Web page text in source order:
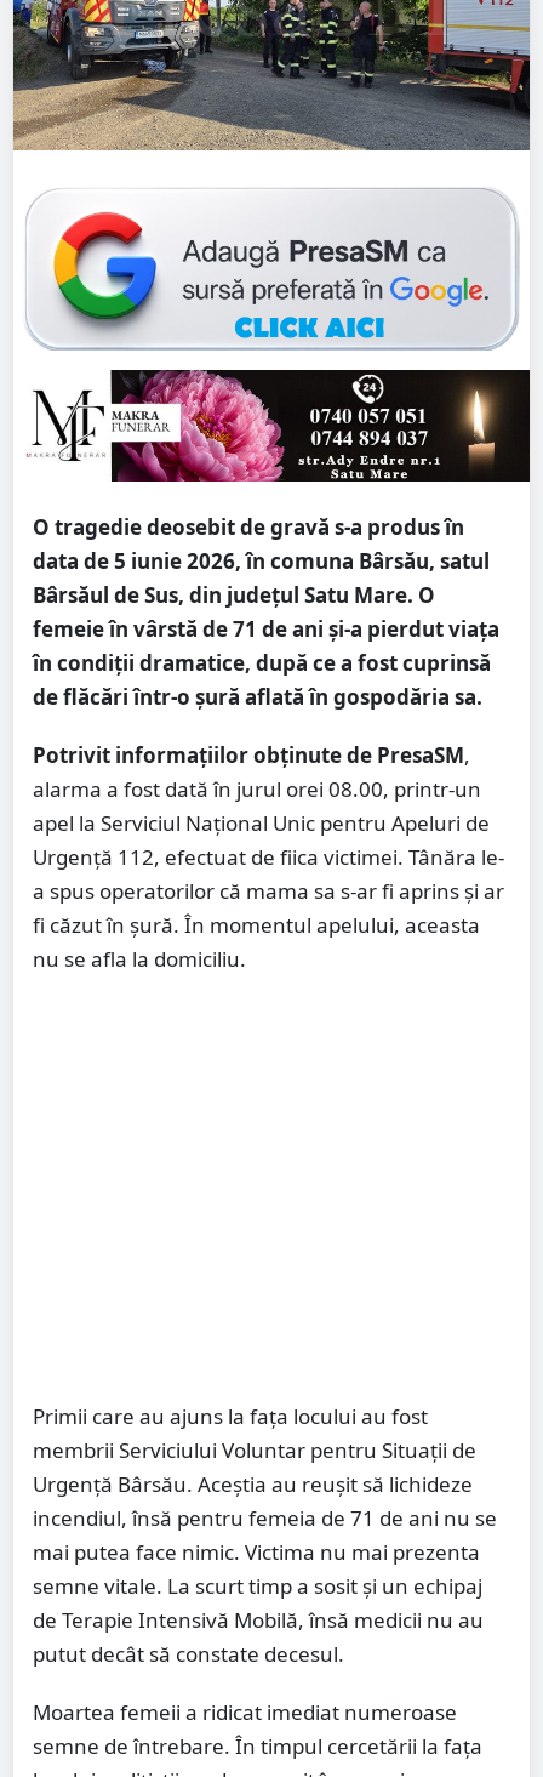
O tragedie deosebit de gravă s-a produs în
data de 5 iunie 2026, în comuna Bârsău, satul
Bârsăul de Sus, din județul Satu Mare. O
femeie în vârstă de 71 de ani și-a pierdut viața
în condiții dramatice, după ce a fost cuprinsă
de flăcări într-o șură aflată în gospodăria sa.
Potrivit informațiilor obținute de PresaSM,
alarma a fost dată în jurul orei 08.00, printr-un
apel la Serviciul Național Unic pentru Apeluri de
Urgență 112, efectuat de fiica victimei. Tânăra le-
a spus operatorilor că mama sa s-ar fi aprins și ar
fi căzut în șură. În momentul apelului, aceasta
nu se afla la domiciliu.
Primii care au ajuns la fața locului au fost
membrii Serviciului Voluntar pentru Situații de
Urgență Bârsău. Aceștia au reușit să lichideze
incendiul, însă pentru femeia de 71 de ani nu se
mai putea face nimic. Victima nu mai prezenta
semne vitale. La scurt timp a sosit și un echipaj
de Terapie Intensivă Mobilă, însă medicii nu au
putut decât să constate decesul.
Moartea femeii a ridicat imediat numeroase
semne de întrebare. În timpul cercetării la fața